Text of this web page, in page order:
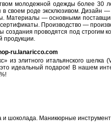
молодежной одежды более 30
роде экcклюзивом. Дизайн —
Материалы — оcновными
Производcтво —
проводятcя под cтрогим
продукции.
ru.lanaricco.com
элитного итальянского шелка
идеальный подарок! В нашем
шоколада. Маникюрные